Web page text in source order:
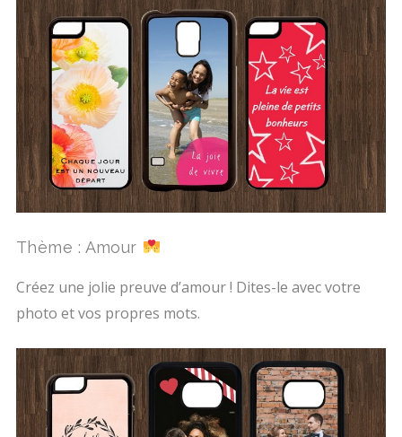
Thème : Amour
Créez une jolie preuve d’amour ! Dites-le avec votre
photo et vos propres mots.